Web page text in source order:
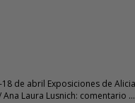
abril Exposiciones de
Laura Lusnich: comentario ...